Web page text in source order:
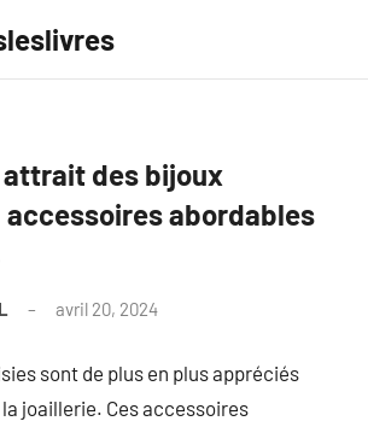
attrait des bijoux
abordables
avril 20, 2024
sont de plus en plus appréciés
la joaillerie. Ces accessoires